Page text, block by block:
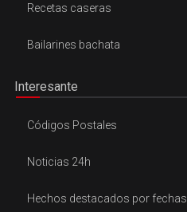
Recetas caseras
Bailarines bachata
Interesante
Códigos Postales
Noticias 24h
Hechos destacados por fechas